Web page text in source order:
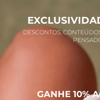
DESCONTOS,
GANHE 10%